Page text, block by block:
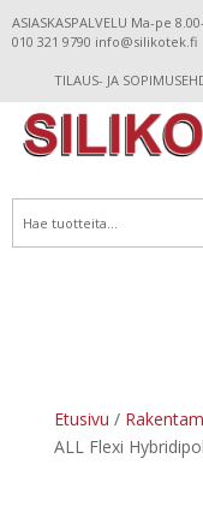
ASIASKASPALVELU Ma-pe
010 321 9790 info@silikotek.fi
TILAUS- JA
Etusivu /
ALL Flexi